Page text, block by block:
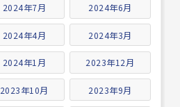
2024年7月 2024年6月
2024年4月 2024年3月
2024年1月 2023年12月
2023年10月 2023年9月